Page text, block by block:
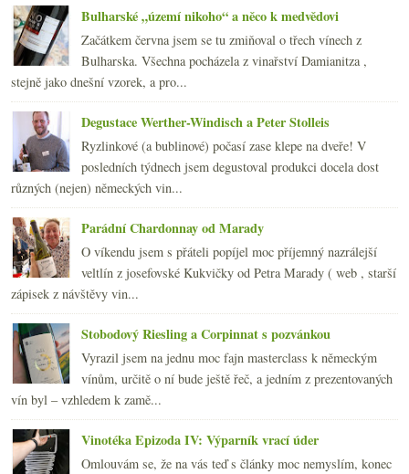
►2016(250)
►2015(251)
►2014(254)
► 2013 (249)
2012
2011 (252)
►2010(249)
►2009(249)
►2008(270)
►2007(108)
Bulharské „území nikoho“ a něco k medvědovi
Začátkem června jsem se tu zmiňoval o třech vínech z
Bulharska. Všechna pocházela z vinařství Damianitza ,
stejně jako dnešní vzorek, a pro...
Degustace Werther-Windisch a Peter Stolleis
Ryzlinkové (a bublinové) počasí zase klepe na dveře! V
posledních týdnech jsem degustoval produkci docela dost
různých (nejen) německých vin...
Parádní Chardonnay od Marady
O víkendu jsem s přáteli popíjel moc příjemný nazrálejší
veltlín z josefovské Kukvičky od Petra Marady ( web , starší
zápisek z návštěvy vin...
Stobodový Riesling a Corpinnat s pozvánkou
Vyrazil jsem na jednu moc fajn masterclass k německým
vínům, určitě o ní bude ještě řeč, a jedním z prezentovaných
vín byl – vzhledem k zamě...
Vinotéka Epizoda IV: Výparník vrací úder
Omlouvám se, že na vás teď s články moc nemyslím, konec